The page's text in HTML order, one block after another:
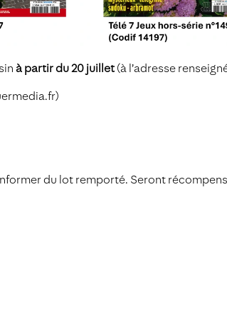
à partir du 20 juillet (à l’adresse
du lot remporté. Seront